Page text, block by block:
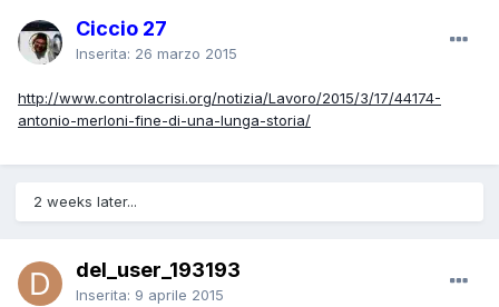
Ciccio 27
Inserita: 26 marzo 2015
http://www.controlacrisi.org/notizia/Lavoro/2015/3/17/44174-
antonio-merloni-fine-di-una-lunga-storia/
2 weeks later...
del_user_193193
Inserita: 9 aprile 2015